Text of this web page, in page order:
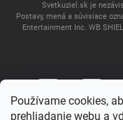
Používame cookies,
prehliadanie webu a
Svetkuziel.sk je
Postavy, mená a súvisiace
Entertainment Inc. WB